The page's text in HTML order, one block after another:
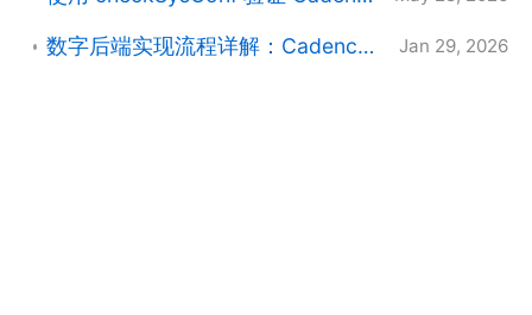
数字后端实现流程详解：Cadence Innovus Stylus CUI 完整设计流 Jan 29, 2026